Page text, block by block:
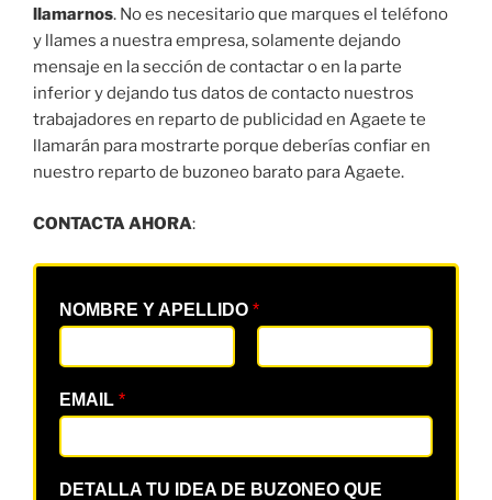
llamarnos. No es necesitario que marques el teléfono
y llames a nuestra empresa, solamente dejando
mensaje en la sección de contactar o en la parte
inferior y dejando tus datos de contacto nuestros
trabajadores en reparto de publicidad en Agaete te
llamarán para mostrarte porque deberías confiar en
nuestro reparto de buzoneo barato para Agaete.
CONTACTA AHORA:
NOMBRE Y APELLIDO *
EMAIL *
DETALLA TU IDEA DE BUZONEO QUE